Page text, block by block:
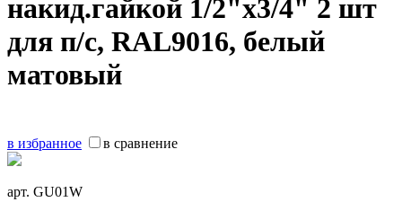
накид.гайкой 1/2"х3/4" 2 шт
для п/с, RAL9016, белый
матовый
в избранное в сравнение
арт. GU01W